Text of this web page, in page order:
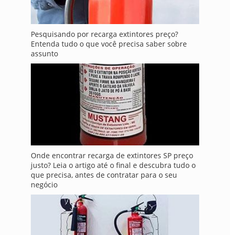
Pesquisando por recarga extintores preço?
Entenda tudo o que você precisa saber sobre
assunto
Onde encontrar recarga de extintores SP preço
justo? Leia o artigo até o final e descubra tudo o
que precisa, antes de contratar para o seu
negócio